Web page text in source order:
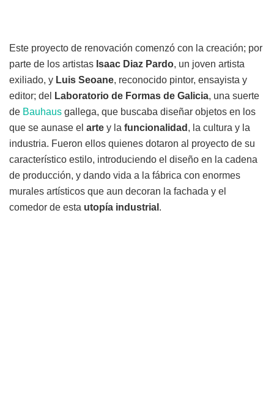
Este proyecto de renovación comenzó con la creación; por
parte de los artistas Isaac Diaz Pardo, un joven artista
exiliado, y Luis Seoane, reconocido pintor, ensayista y
editor; del
Laboratorio de Formas de Galicia, una suerte
de Bauhaus gallega, que buscaba diseñar objetos en los
que se aunase el arte y la funcionalidad , la cultura y la
industria. Fueron ellos quienes dotaron al proyecto de su
característico estilo, introduciendo el diseño en la cadena
de producción, y dando vida a la fábrica con enormes
murales artísticos que aun decoran la fachada y el
comedor de esta utopía industrial .